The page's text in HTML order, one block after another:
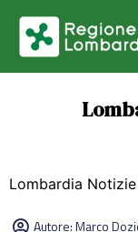
Lombardia Notizie
Autore:Marco